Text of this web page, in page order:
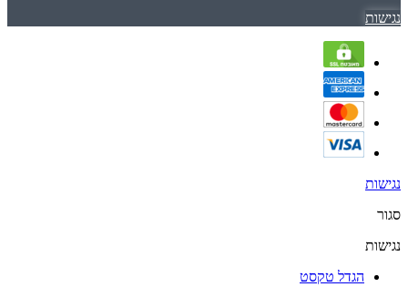
נגישות
נגישות
סגור
נגישות
הגדל טקסט